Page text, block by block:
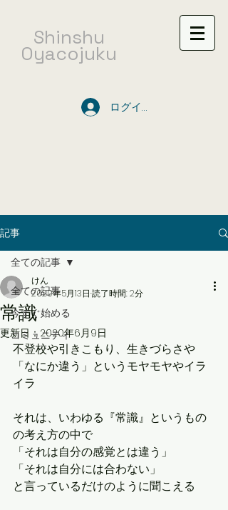
​Shinshu
Oyacojuku
ログイン
記事
全ての記事
今すぐ始める
コミュニティ
全ての記事
常識
けん
2020年5月13日 読了時間: 2分
更新日： 2020年6月9日
不登校や引きこもり、生きづらさや
「なにか違う」というモヤモヤやイラ
イラ
それは、いわゆる『常識』というもの
の考え方の中で
「それは自分の感覚とは違う」
「それは自分には合わない」
と言っているだけのように聞こえる